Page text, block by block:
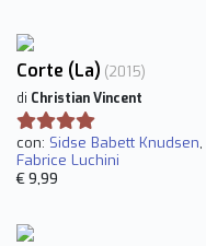
Corte (La) (2015)
di Christian Vincent
con: Sidse Babett Knudsen,
Fabrice Luchini
€ 9,99